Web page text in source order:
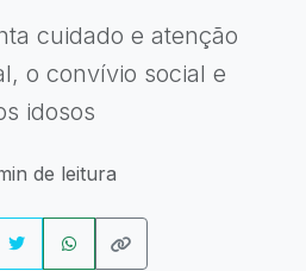
cuidado e atenção
o convívio social e
idosos
de leitura